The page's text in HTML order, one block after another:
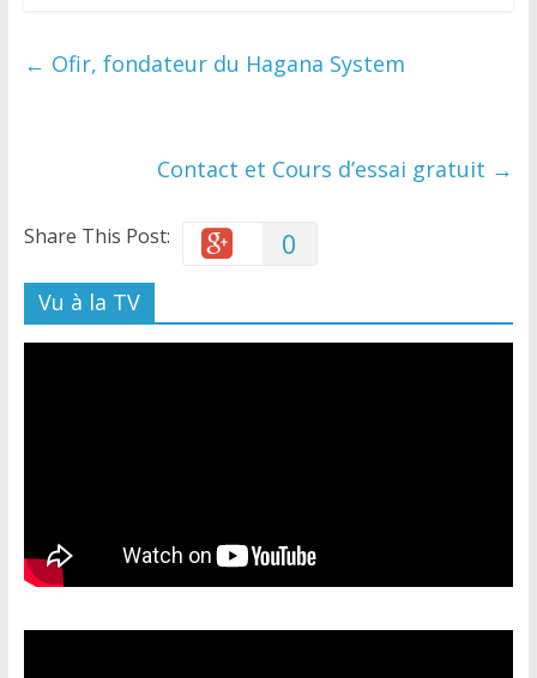
← Ofir, fondateur du Hagana System
Contact et Cours d’essai gratuit →
Share This Post: 0
Vu à la TV